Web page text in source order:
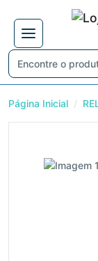
Página Inicial